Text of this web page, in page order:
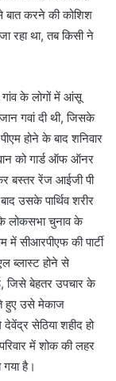
बात करने की कोशिश
रहा था, तब किसी ने
के लोगों में आंसू
गवां दी थी, जिसके
होने के बाद शनिवार
को गार्ड ऑफ ऑनर
बस्तर रेंज आईजी पी
उसके पार्थिव शरीर
लोकसभा चुनाव के
सीआरपीएफ की पार्टी
ब्लास्ट होने से
जिसे बेहतर उपचार के
हुए उसे मेकाज
सेठिया शहीद हो
में शोक की लहर
है।